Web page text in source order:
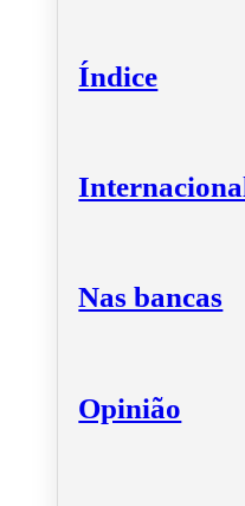
Índice
Nas bancas
Opinião